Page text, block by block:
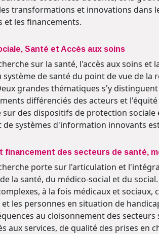
transformations et innovations dans
et les financements.
Santé et Accès aux soins
sur la santé, l'accès aux soins
système de santé du point de vue de la
grandes thématiques s'y
différenciés des acteurs et
sur des dispositifs de protection
de systèmes d'information innovants
financement des secteurs de santé,
porte sur l'articulation et
la santé, du médico-social et du
à la fois médicaux et sociaux,
les personnes en situation de
au cloisonnement des
aux services, de qualité des prises en